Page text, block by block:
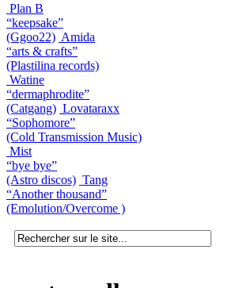
Plan B
“keepsake”
(Ggoo22) Amida
“arts & crafts”
(Plastilina records)
Watine
“dermaphrodite”
(Catgang) Lovataraxx
“Sophomore”
(Cold Transmission Music)
Mist
“bye bye”
(Astro discos) Tang
“Another thousand”
(Emolution/Overcome )